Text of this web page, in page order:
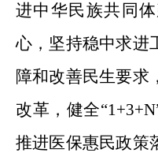
进中华民族共同
心，坚持稳中求进
障和改善民生要求
改革，健全
推进医保惠民政策